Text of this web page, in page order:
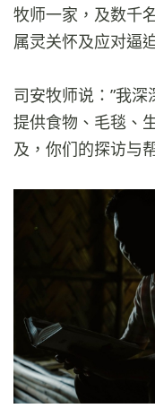
牧师一家，及数千
属灵关怀及应对逼
司安牧师说：”我
提供食物、毛毯、
及，你们的探访与